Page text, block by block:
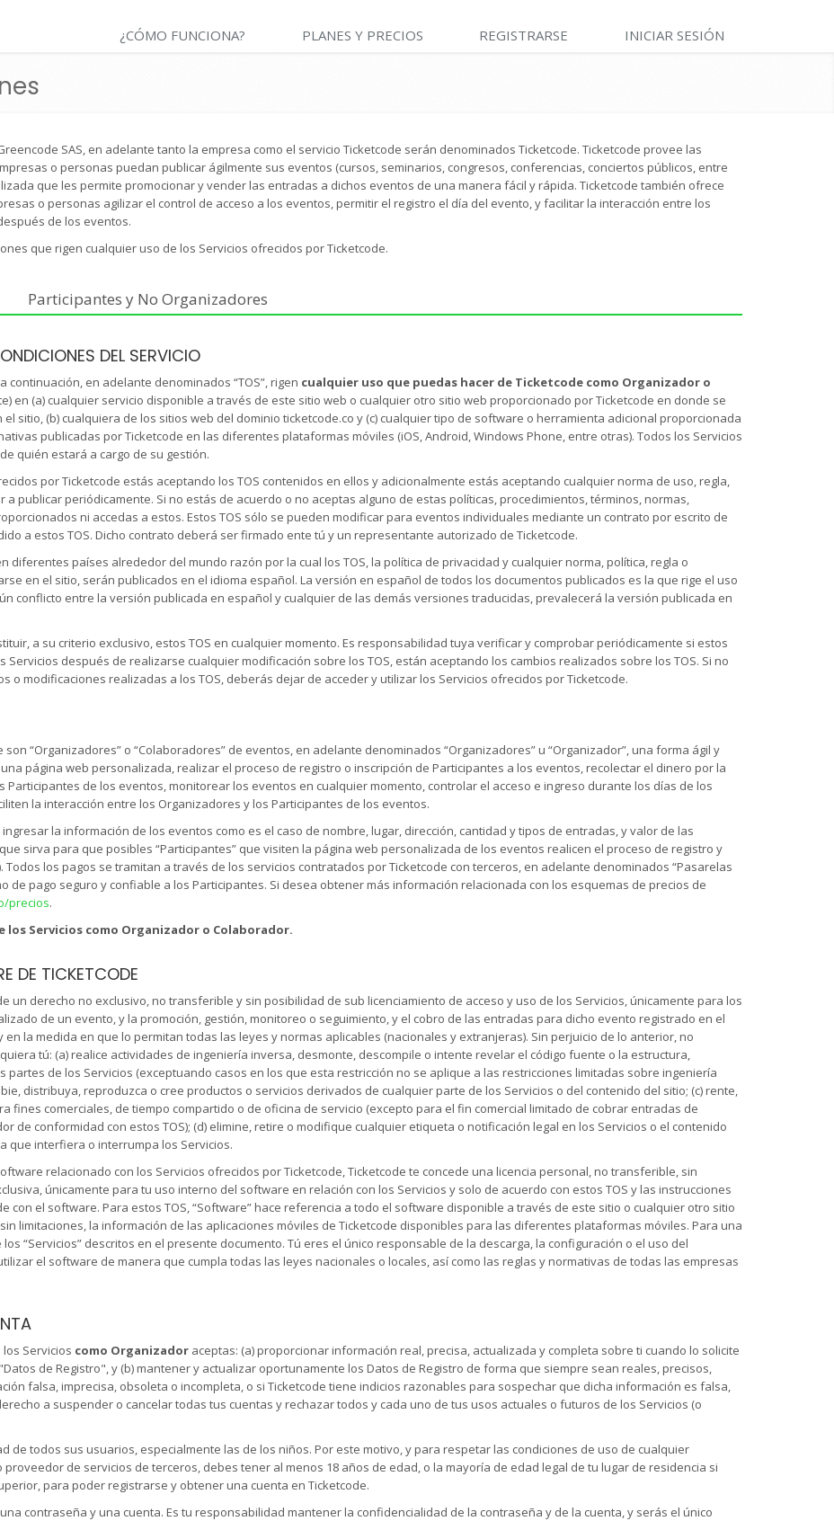
¿CÓMO FUNCIONA? PLANES Y PRECIOS REGISTRARSE INICIAR SESIÓN
SAS, en adelante tanto la empresa como el servicio Ticketcode serán denominados Ticketcode. Ticketcode provee las
o personas puedan publicar ágilmente sus eventos (cursos, seminarios, congresos, conferencias, conciertos públicos, entre
que les permite promocionar y vender las entradas a dichos eventos de una manera fácil y rápida. Ticketcode también ofrece
o personas agilizar el control de acceso a los eventos, permitir el registro el día del evento, y facilitar la interacción entre los
de los eventos.
que rigen cualquier uso de los Servicios ofrecidos por Ticketcode.
Participantes y No Organizadores
DEL SERVICIO
continuación, en adelante denominados “TOS”, rigen cualquier uso que puedas hacer de Ticketcode como Organizador o
en (a) cualquier servicio disponible a través de este sitio web o cualquier otro sitio web proporcionado por Ticketcode en donde se
sitio, (b) cualquiera de los sitios web del dominio ticketcode.co y (c) cualquier tipo de software o herramienta adicional proporcionada
publicadas por Ticketcode en las diferentes plataformas móviles (iOS, Android, Windows Phone, entre otras). Todos los Servicios
quién estará a cargo de su gestión.
por Ticketcode estás aceptando los TOS contenidos en ellos y adicionalmente estás aceptando cualquier norma de uso, regla,
publicar periódicamente. Si no estás de acuerdo o no aceptas alguno de estas políticas, procedimientos, términos, normas,
ni accedas a estos. Estos TOS sólo se pueden modificar para eventos individuales mediante un contrato por escrito de
a estos TOS. Dicho contrato deberá ser firmado ente tú y un representante autorizado de Ticketcode.
países alrededor del mundo razón por la cual los TOS, la política de privacidad y cualquier norma, política, regla o
en el sitio, serán publicados en el idioma español. La versión en español de todos los documentos publicados es la que rige el uso
conflicto entre la versión publicada en español y cualquier de las demás versiones traducidas, prevalecerá la versión publicada en
a su criterio exclusivo, estos TOS en cualquier momento. Es responsabilidad tuya verificar y comprobar periódicamente si estos
Servicios después de realizarse cualquier modificación sobre los TOS, están aceptando los cambios realizados sobre los TOS. Si no
o modificaciones realizadas a los TOS, deberás dejar de acceder y utilizar los Servicios ofrecidos por Ticketcode.
“Organizadores” o “Colaboradores” de eventos, en adelante denominados “Organizadores” u “Organizador”, una forma ágil y
página web personalizada, realizar el proceso de registro o inscripción de Participantes a los eventos, recolectar el dinero por la
Participantes de los eventos, monitorear los eventos en cualquier momento, controlar el acceso e ingreso durante los días de los
la interacción entre los Organizadores y los Participantes de los eventos.
la información de los eventos como es el caso de nombre, lugar, dirección, cantidad y tipos de entradas, y valor de las
sirva para que posibles “Participantes” que visiten la página web personalizada de los eventos realicen el proceso de registro y
los pagos se tramitan a través de los servicios contratados por Ticketcode con terceros, en adelante denominados “Pasarelas
de pago seguro y confiable a los Participantes. Si desea obtener más información relacionada con los esquemas de precios de
precios.
los Servicios como Organizador o Colaborador.
DE TICKETCODE
un derecho no exclusivo, no transferible y sin posibilidad de sub licenciamiento de acceso y uso de los Servicios, únicamente para los
de un evento, y la promoción, gestión, monitoreo o seguimiento, y el cobro de las entradas para dicho evento registrado en el
en la medida en que lo permitan todas las leyes y normas aplicables (nacionales y extranjeras). Sin perjuicio de lo anterior, no
tú: (a) realice actividades de ingeniería inversa, desmonte, descompile o intente revelar el código fuente o la estructura,
de los Servicios (exceptuando casos en los que esta restricción no se aplique a las restricciones limitadas sobre ingeniería
distribuya, reproduzca o cree productos o servicios derivados de cualquier parte de los Servicios o del contenido del sitio; (c) rente,
fines comerciales, de tiempo compartido o de oficina de servicio (excepto para el fin comercial limitado de cobrar entradas de
de conformidad con estos TOS); (d) elimine, retire o modifique cualquier etiqueta o notificación legal en los Servicios o el contenido
que interfiera o interrumpa los Servicios.
relacionado con los Servicios ofrecidos por Ticketcode, Ticketcode te concede una licencia personal, no transferible, sin
únicamente para tu uso interno del software en relación con los Servicios y solo de acuerdo con estos TOS y las instrucciones
con el software. Para estos TOS, “Software” hace referencia a todo el software disponible a través de este sitio o cualquier otro sitio
limitaciones, la información de las aplicaciones móviles de Ticketcode disponibles para las diferentes plataformas móviles. Para una
“Servicios” descritos en el presente documento. Tú eres el único responsable de la descarga, la configuración o el uso del
el software de manera que cumpla todas las leyes nacionales o locales, así como las reglas y normativas de todas las empresas
Servicios como Organizador aceptas: (a) proporcionar información real, precisa, actualizada y completa sobre ti cuando lo solicite
de Registro", y (b) mantener y actualizar oportunamente los Datos de Registro de forma que siempre sean reales, precisos,
falsa, imprecisa, obsoleta o incompleta, o si Ticketcode tiene indicios razonables para sospechar que dicha información es falsa,
a suspender o cancelar todas tus cuentas y rechazar todos y cada uno de tus usos actuales o futuros de los Servicios (o
de todos sus usuarios, especialmente las de los niños. Por este motivo, y para respetar las condiciones de uso de cualquier
de servicios de terceros, debes tener al menos 18 años de edad, o la mayoría de edad legal de tu lugar de residencia si
para poder registrarse y obtener una cuenta en Ticketcode.
contraseña y una cuenta. Es tu responsabilidad mantener la confidencialidad de la contraseña y de la cuenta, y serás el único